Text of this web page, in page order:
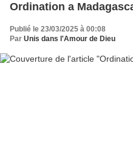
Ordination a
Publié le 23/03/2025 à 00:08
Par Unis dans l'Amour de Dieu